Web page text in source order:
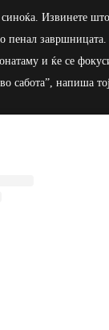
Извинете
пенал
и ќе се
сабота”, напиша